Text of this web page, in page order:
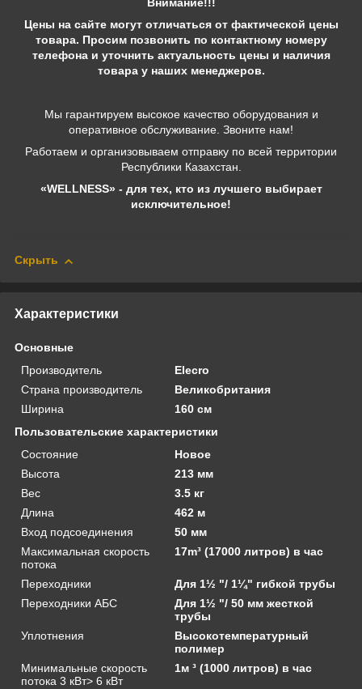
Внимание!!!
Цены на сайте могут отличаться от фактической цены
товара. Просим позвонить по контактному номеру
телефона и уточнить актуальность цены и наличия
товара у наших менеджеров.
Мы гарантируем высокое качество оборудования и
оперативное обслуживание. Звоните нам!
Работаем и организовываем отправку по всей территории
Республики Казахстан.
«WELLNESS» - для тех, кто из лучшего выбирает
исключительное!
Скрыть
Характеристики
Основные
Производитель
Elecro
Страна производитель
Великобритания
Ширина
160 см
Пользовательские характеристики
Состояние
Новое
Высота
213 мм
Вес
3.5 кг
Длина
462 м
Вход подсоединения
50 мм
Максимальная скорость
потока
17m³ (17000 литров) в час
Переходники
Для 1½ "/ 1¼" гибкой трубы
Переходники АБС
Для 1½ "/ 50 мм жесткой
трубы
Уплотнения
Высокотемпературный
полимер
Минимальные скорость
потока 3 кВт> 6 кВт
1м ³ (1000 литров) в час